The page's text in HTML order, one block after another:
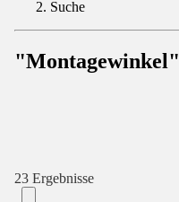
Suche
"Montagewinkel"
23 Ergebnisse